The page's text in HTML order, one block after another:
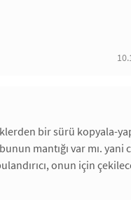
bir sürü kopyala-
mantığı var mı. yani
onun için